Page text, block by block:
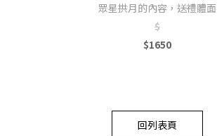
眾星拱月的內容，送禮體面
$
$1650
回列表頁